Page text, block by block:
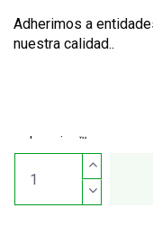
Adherimos a
nuestra calidad..
Lecuine™ es una
Projects S.L. ©
derechos